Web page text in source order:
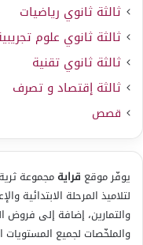
ثالثة ثانوي رياضيات
ثالثة ثانوي علوم
ثالثة ثانوي تقنية
ثالثة إقتصاد و تصرف
قصص
يوفّر موقع قرايةمجموعة
لتلاميذ المرحلة الابتدائية
والتمارين، إضافة إلى فروض
والملخّصات لجميع المستويات